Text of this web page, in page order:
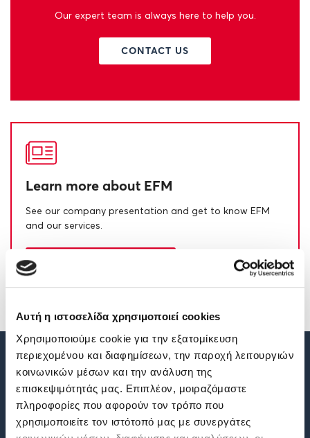
Αυτή η ιστοσελίδα χρησιμοποιεί cookies
Χρησιμοποιούμε cookie για την εξατομίκευση
περιεχομένου και διαφημίσεων, την παροχή λειτουργιών
κοινωνικών μέσων και την ανάλυση της
επισκεψιμότητάς μας. Επιπλέον, μοιραζόμαστε
πληροφορίες που αφορούν τον τρόπο που
χρησιμοποιείτε τον ιστότοπό μας με συνεργάτες
Our expert team is always here to help you.
CONTACT US
Learn more about EFM
See our company presentation and get to know EFM
and our services.
CONTACT INFO